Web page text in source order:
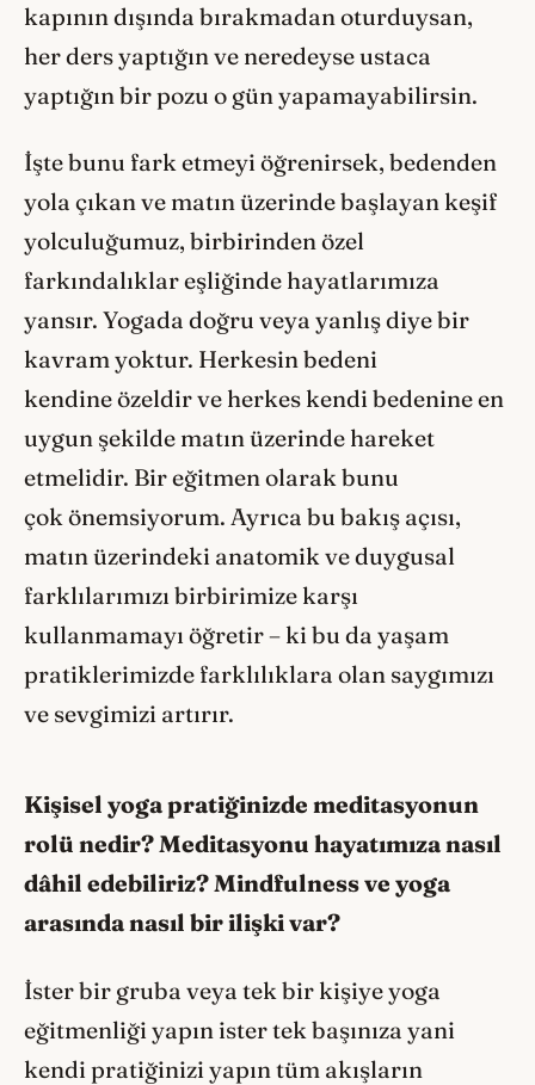
kapının dışında bırakmadan oturduysan,
her ders yaptığın ve neredeyse ustaca
yaptığın bir pozu o gün yapamayabilirsin.
İşte bunu fark etmeyi öğrenirsek, bedenden
yola çıkan ve matın üzerinde başlayan keşif
yolculuğumuz, birbirinden özel
farkındalıklar eşliğinde hayatlarımıza
yansır. Yogada doğru veya yanlış diye bir
kavram yoktur. Herkesin bedeni
kendine özeldir ve herkes kendi bedenine en
uygun şekilde matın üzerinde hareket
etmelidir. Bir eğitmen olarak bunu
çok önemsiyorum. Ayrıca bu bakış açısı,
matın üzerindeki anatomik ve duygusal
farklılarımızı birbirimize karşı
kullanmamayı öğretir – ki bu da yaşam
pratiklerimizde farklılıklara olan saygımızı
ve sevgimizi artırır.
Kişisel yoga pratiğinizde meditasyonun
rolü nedir? Meditasyonu hayatımıza nasıl
dâhil edebiliriz? Mindfulness ve yoga
arasında nasıl bir ilişki var?
İster bir gruba veya tek bir kişiye yoga
eğitmenliği yapın ister tek başınıza yani
kendi pratiğinizi yapın tüm akışların